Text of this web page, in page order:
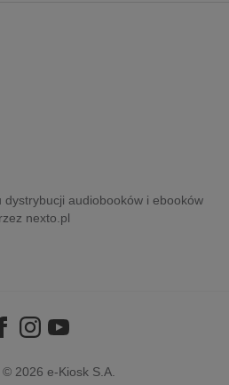
informacyjne
audiobooków i ebooków
nexto.pl
© 2026 e-Kiosk S.A.